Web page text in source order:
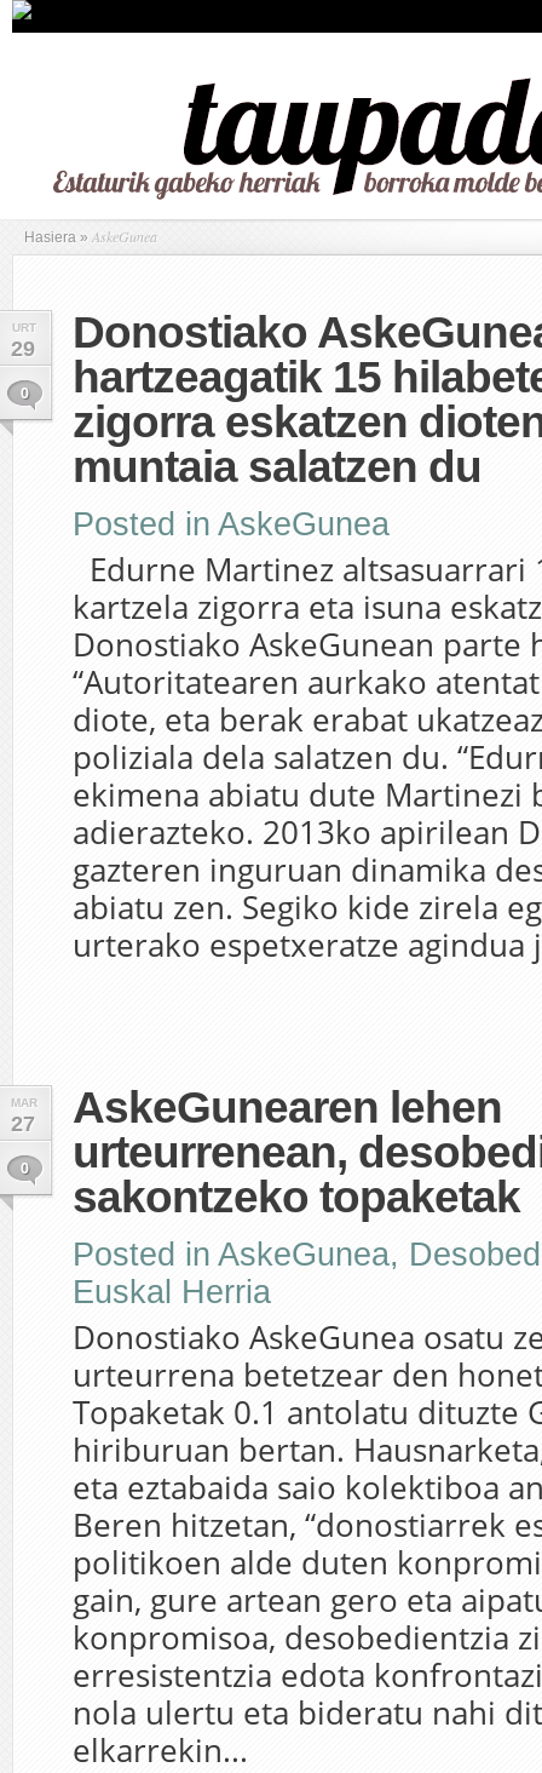
Hasiera » AskeGunea
URT
29
0
Donostiako
hartzeagatik 15
zigorra eskatzen
muntaia salatzen du
Posted in AskeGunea
Edurne Martinez altsasuarrari
kartzela zigorra eta isuna
Donostiako AskeGunean parte
“Autoritatearen aurkako
diote, eta berak erabat
poliziala dela salatzen du.
ekimena abiatu dute Martinezi
adierazteko. 2013ko apirilean
gazteren inguruan dinamika
abiatu zen. Segiko kide zirela
urterako espetxeratze agindua
MAR
27
0
AskeGunearen lehen
urteurrenean,
sakontzeko topaketak
Posted in AskeGunea,
Euskal Herria
Donostiako AskeGunea osatu
urteurrena betetzear den
Topaketak 0.1 antolatu dituzte
hiriburuan bertan.
eta eztabaida saio kolektiboa
Beren hitzetan, “donostiarrek
politikoen alde duten
gain, gure artean gero eta
konpromisoa, desobedientzia
erresistentzia edota
nola ulertu eta bideratu nahi
elkarrekin...